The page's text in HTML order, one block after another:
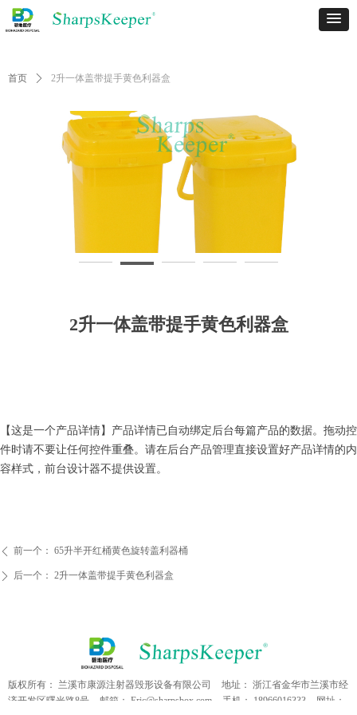
首页 ꄲ 2升一体盖带提手黄色利器盒
2升一体盖带提手黄色利器盒
ꄴ 前一个： 65升半开红桶黄色旋转盖利器桶
ꄲ 后一个： 2升一体盖带提手黄色利器盒
【这是一个产品详情】产品详情已自动绑定后台每篇产品的数据。拖动控
件时请不要让任何控件重叠。请在后台产品管理直接设置好产品详情的内
容样式，前台设计器不提供设置。
版权所有： 兰溪市康源注射器毁形设备有限公司 地址： 浙江省金华市兰溪市经
济开发区曙光路8号
邮箱： Eric@sharpsbox.com 手机： 18966016333
网址：